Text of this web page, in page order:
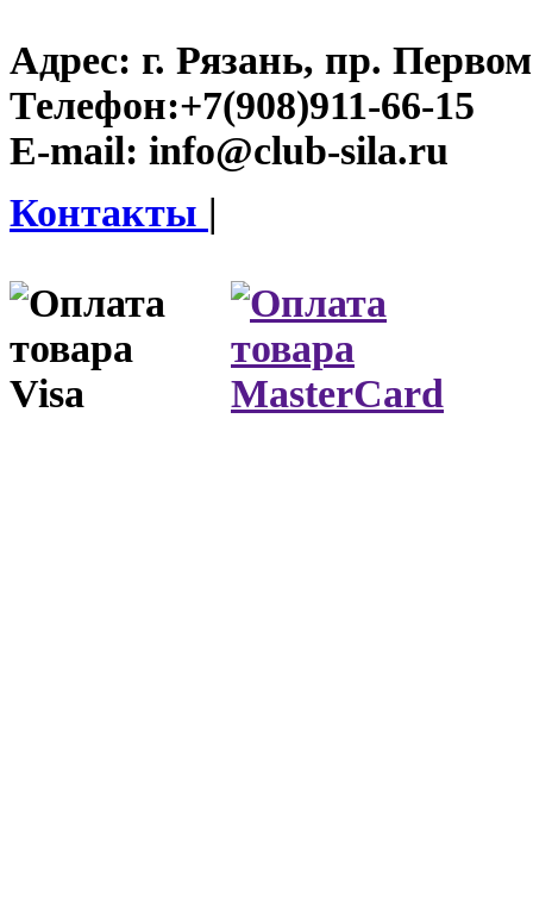
Адрес: г. Рязань, пр.
Телефон:+7(908)911-66-15
E-mail: info@club-sila.ru
Контакты |